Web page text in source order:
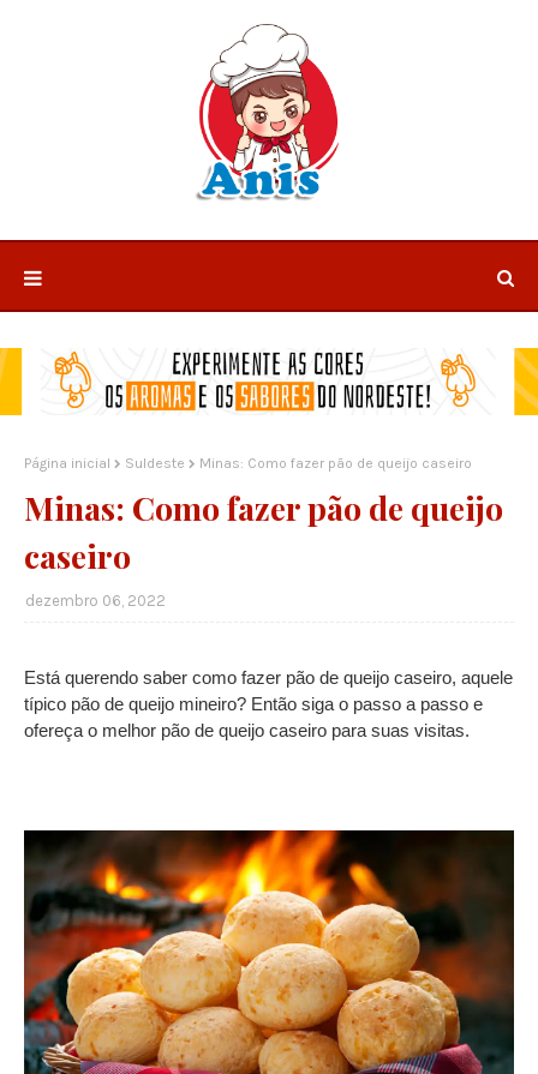
Página inicial Suldeste Minas: Como fazer pão de queijo caseiro
Minas: Como fazer pão de queijo
caseiro
dezembro 06, 2022
Está querendo saber como fazer pão de queijo caseiro, aquele
típico pão de queijo mineiro? Então siga o passo a passo e
ofereça o melhor pão de queijo caseiro para suas visitas.